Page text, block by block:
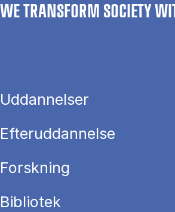
WE TRANSFORM SOCIETY
Uddannelser
Efteruddannelse
Forskning
Bibliotek